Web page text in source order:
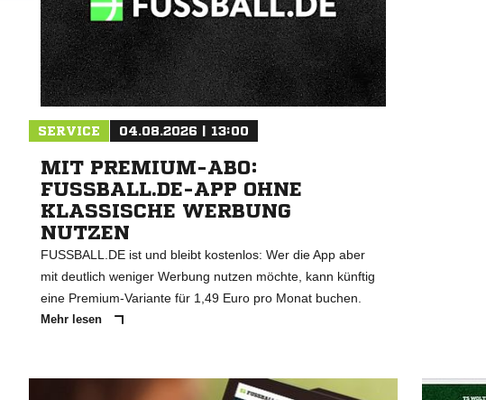
SERVICE 04.08.2026 | 13:00
MIT PREMIUM-ABO:
FUSSBALL.DE-APP OHNE
KLASSISCHE WERBUNG
NUTZEN
FUSSBALL.DE ist und bleibt kostenlos: Wer die App aber
mit deutlich weniger Werbung nutzen möchte, kann künftig
eine Premium-Variante für 1,49 Euro pro Monat buchen.
Mehr lesen